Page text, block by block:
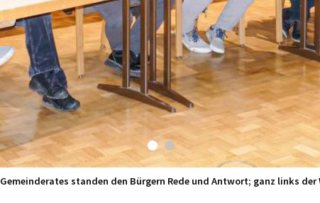
Die Bürgerversammlung im Haus der Dorfgemeinschaft war gut